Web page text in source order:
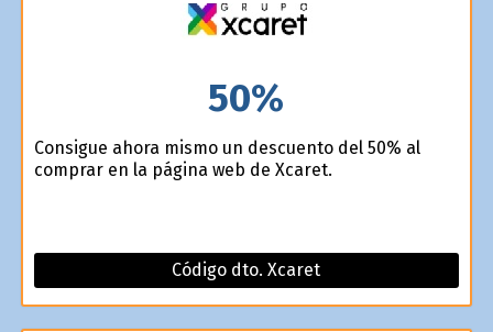
50%
Consigue ahora mismo un descuento del 50% al
comprar en la página web de Xcaret.
Código dto. Xcaret